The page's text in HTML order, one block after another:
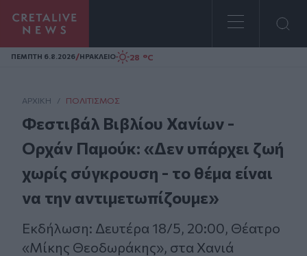
Homepage
ΠΕΜΠΤΗ 6.8.2026/ΗΡΑΚΛΕΙΟ 28 °C
ΑΡΧΙΚΗ / ΠΟΛΙΤΙΣΜΌΣ
Φεστιβάλ Βιβλίου Χανίων -
Ορχάν Παμούκ: «Δεν υπάρχει ζωή
χωρίς σύγκρουση - το θέμα είναι
να την αντιμετωπίζουμε»
Εκδήλωση: Δευτέρα 18/5, 20:00, Θέατρο
«Μίκης Θεοδωράκης», στα Χανιά